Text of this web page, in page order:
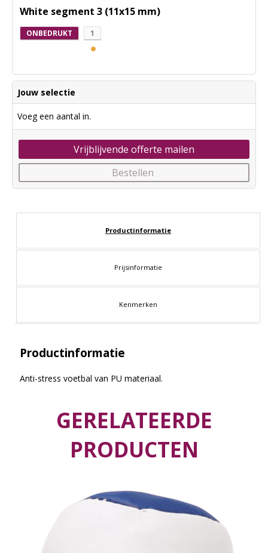
White segment 3 (11x15 mm)
ONBEDRUKT 1
Jouw selectie
Voeg een aantal in.
Vrijblijvende offerte mailen
Bestellen
Productinformatie
Prijsinformatie
Kenmerken
Productinformatie
Anti-stress voetbal van PU materiaal.
GERELATEERDE
PRODUCTEN